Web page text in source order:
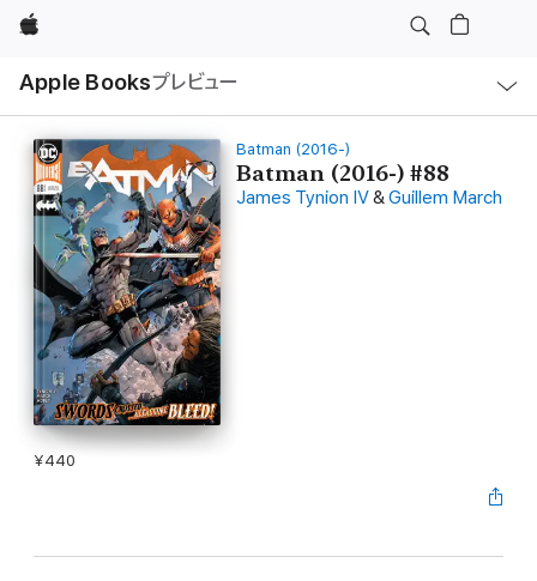
Apple
Apple Booksプレビュー
ル
Batman (2016-)
Batman (2016-) #88
James Tynion IV&Guillem March
¥440